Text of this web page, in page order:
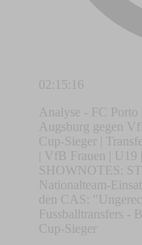
02:15:16
Analyse - FC
Augsburg gegen
Cup-Sieger |
| VfB Frauen | U19
SHOWNOTES:
Nationalteam-
den CAS:
Fussballtransfers -
Cup-Sieger